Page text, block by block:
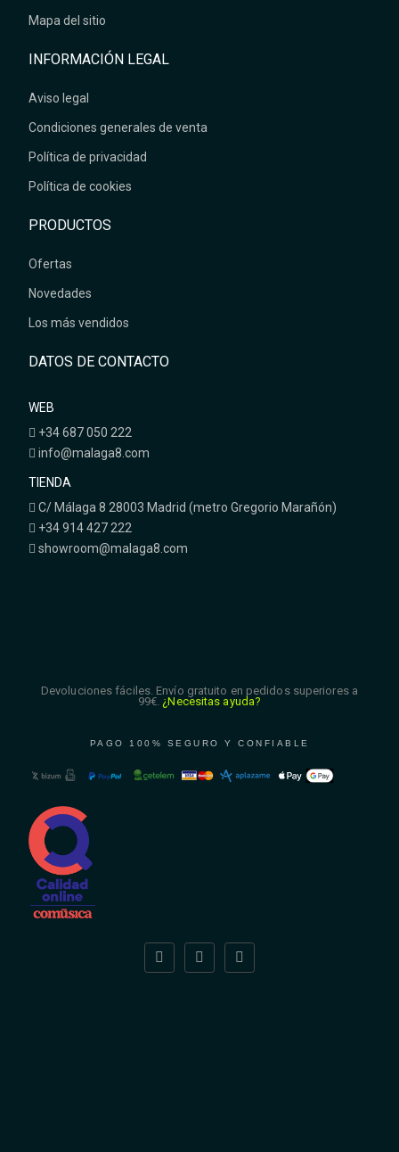
Mapa del sitio
INFORMACIÓN LEGAL
Aviso legal
Condiciones generales de venta
Política de privacidad
Política de cookies
PRODUCTOS
Ofertas
Novedades
Los más vendidos
DATOS DE CONTACTO
WEB
+34 687 050 222
info@malaga8.com
TIENDA
C/ Málaga 8 28003 Madrid (metro Gregorio Marañón)
+34 914 427 222
showroom@malaga8.com
Devoluciones fáciles. Envío gratuito en pedidos superiores a
99€. ¿Necesitas ayuda?
PAGO 100% SEGURO Y CONFIABLE